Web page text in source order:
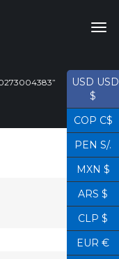
USD USD
$
COP C$
PEN S/.
MXN $
ARS $
CLP $
EUR €